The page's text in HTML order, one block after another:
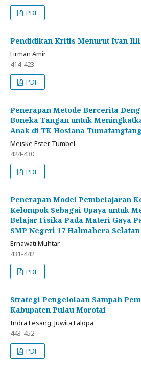
PDF
Pendidikan Kritis Menurut Ivan
Firman Amir
414-423
PDF
Penerapan Metode Bercerita
Boneka Tangan untuk
Anak di TK Hosiana Tumatangtang
Meiske Ester Tumbel
424-430
PDF
Penerapan Model Pembelajaran
Kelompok Sebagai Upaya untuk
Belajar Fisika Pada Materi Gaya
SMP Negeri 17 Halmahera Selatan
Ernawati Muhtar
431-442
PDF
Strategi Pengelolaan Sampah
Kabupaten Pulau Morotai
Indra Lesang, Juwita Lalopa
443-452
PDF